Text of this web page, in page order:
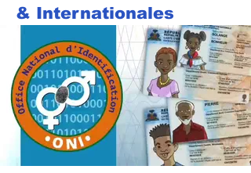
& Internationales